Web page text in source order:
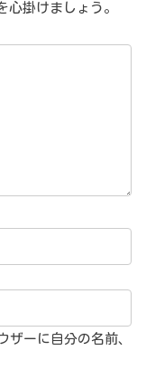
心掛けましょう。
ザーに自分の名前、